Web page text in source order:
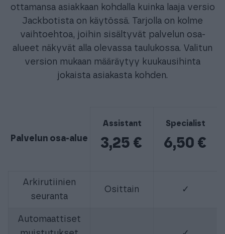
ottamansa asiakkaan kohdalla kuinka laaja versio
Jackbotista on käytössä. Tarjolla on kolme
vaihtoehtoa, joihin sisältyvät palvelun osa-
alueet näkyvät alla olevassa taulukossa. Valitun
version mukaan määräytyy kuukausihinta
jokaista asiakasta kohden.
Palvelun osa-alue
Assistant
3,25 €
Specialist
6,50 €
Arkirutiinien
seuranta
Osittain ✓
Automaattiset